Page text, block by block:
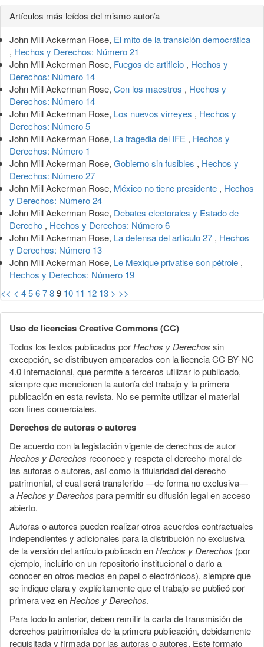
Detalles
del
artículo
Artículos más leídos del mismo autor/a
John Mill Ackerman Rose, El mito de la transición democrática
, Hechos y Derechos: Número 21
John Mill Ackerman Rose, Fuegos de artificio , Hechos y
Derechos: Número 14
John Mill Ackerman Rose, Con los maestros , Hechos y
Derechos: Número 14
John Mill Ackerman Rose, Los nuevos virreyes , Hechos y
Derechos: Número 5
John Mill Ackerman Rose, La tragedia del IFE , Hechos y
Derechos: Número 1
John Mill Ackerman Rose, Gobierno sin fusibles , Hechos y
Derechos: Número 27
John Mill Ackerman Rose, México no tiene presidente , Hechos
y Derechos: Número 24
John Mill Ackerman Rose, Debates electorales y Estado de
Derecho , Hechos y Derechos: Número 6
John Mill Ackerman Rose, La defensa del artículo 27 , Hechos
y Derechos: Número 13
John Mill Ackerman Rose, Le Mexique privatise son pétrole ,
Hechos y Derechos: Número 19
<< < 456789 10 11 12 13 > >>
Uso de licencias Creative Commons (CC)
Todos los textos publicados porHechos y Derechos sin
excepción, se distribuyen amparados con la licencia CC BY-NC
4.0 Internacional, que permite a terceros utilizar lo publicado,
siempre que mencionen la autoría del trabajo y la primera
publicación en esta revista. No se permite utilizar el material
con fines comerciales.
Derechos de autoras o autores
De acuerdo con la legislación vigente de derechos de autor
Hechos y Derechos reconoce y respeta el derecho moral de
las autoras o autores, así como la titularidad del derecho
patrimonial, el cual será transferido —de forma no exclusiva—
aHechos y Derechos para permitir su difusión legal en acceso
abierto.
Autoras o autores pueden realizar otros acuerdos contractuales
independientes y adicionales para la distribución no exclusiva
de la versión del artículo publicado enHechos y Derechos (por
ejemplo, incluirlo en un repositorio institucional o darlo a
conocer en otros medios en papel o electrónicos), siempre que
se indique clara y explícitamente que el trabajo se publicó por
primera vez enHechos y Derechos.
Para todo lo anterior, deben remitir la carta de transmisión de
derechos patrimoniales de la primera publicación, debidamente
requisitada y firmada por las autoras o autores. Este formato